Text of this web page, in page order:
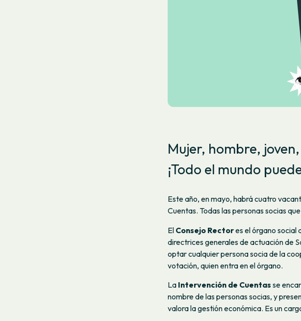
Mujer, hombre,
¡Todo el mundo
Este año, en mayo, habrá cuatro
Cuentas. Todas las personas socias
El Consejo Rectores el órgano social
directrices generales de actuación de
optar cualquier persona socia de la
votación, quien entra en el órgano.
La Intervención de Cuentas se
nombre de las personas socias, y
valora la gestión económica. Es un